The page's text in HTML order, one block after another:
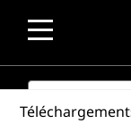
SEARCH